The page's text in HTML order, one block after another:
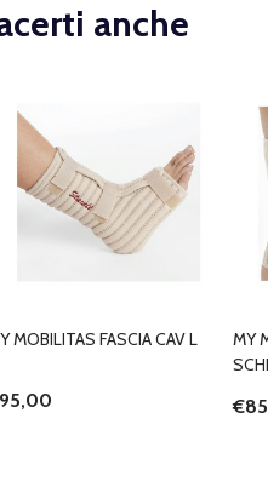
anche
MOBILITAS FASCIA CAV L
MY